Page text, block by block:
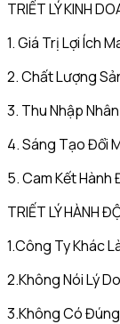
TRIẾT LÝ KINH
1. Giá Trị Lợi Ích
2. Chất Lượng
3. Thu Nhập
4. Sáng Tạo Đổi
5. Cam Kết Hành
TRIẾT LÝ HÀNH
1.Công Ty Khác
2.Không Nói Lý
3.Không Có Đúng